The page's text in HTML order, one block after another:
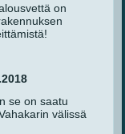
on
se on saatu
välissä